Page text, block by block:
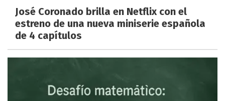
José Coronado brilla en Netflix con el
estreno de una nueva miniserie española
de 4 capítulos